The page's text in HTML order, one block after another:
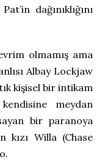
dağınıklığını
olmamış ama
Albay Lockjaw
kişisel bir intikam
meydan
bir paranoya
kızı Willa (Chase